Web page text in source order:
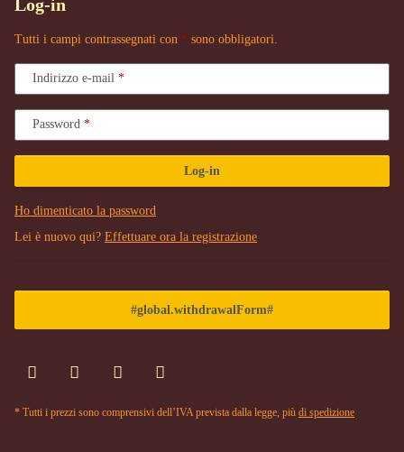
Log-in
Tutti i campi contrassegnati con * sono obbligatori.
Indirizzo e-mail
Password
Log-in
Ho dimenticato la password
Lei è nuovo qui? Effettuare ora la registrazione
#global.withdrawalForm#
* Tutti i prezzi sono comprensivi dell’IVA prevista dalla legge, più di spedizione